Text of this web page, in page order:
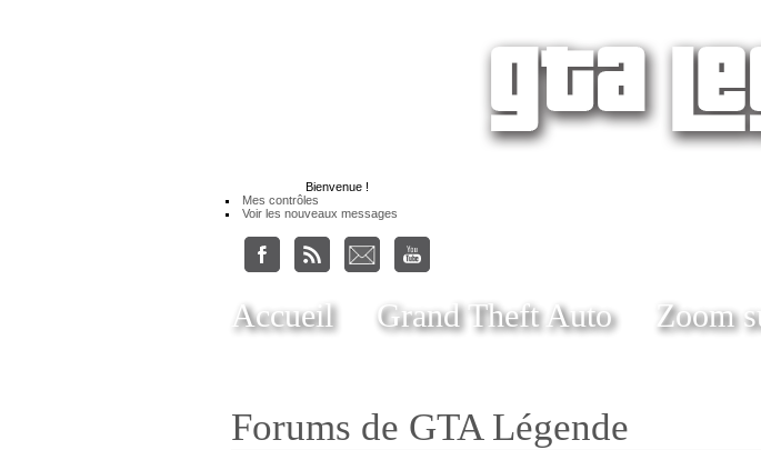
Bienvenue !
Mes contrôles
Voir les nouveaux messages
Accueil Grand Theft Auto Zoom
Forums de GTA Légende